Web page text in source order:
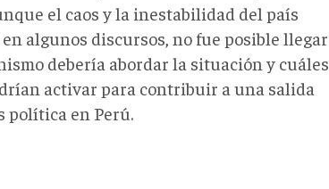
el caos y la inestabilidad del país
algunos discursos, no fue posible llegar
debería abordar la situación y cuáles
activar para contribuir a una salida
política en Perú.